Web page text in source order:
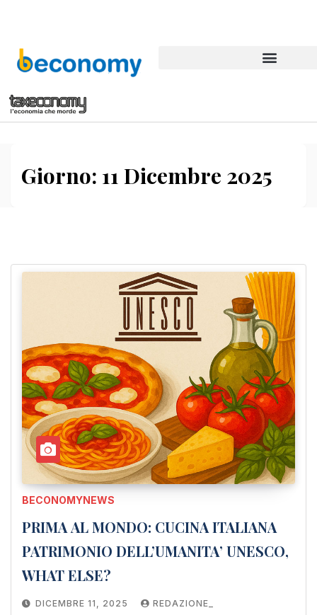
Giorno: 11 Dicembre 2025
BECONOMYNEWS
PRIMA AL MONDO: CUCINA ITALIANA
PATRIMONIO DELL’UMANITA’ UNESCO,
WHAT ELSE?
DICEMBRE 11, 2025 REDAZIONE_